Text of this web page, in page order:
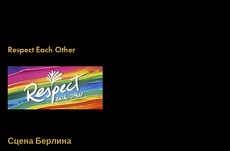
Respect Each Other
Сцена Берлина